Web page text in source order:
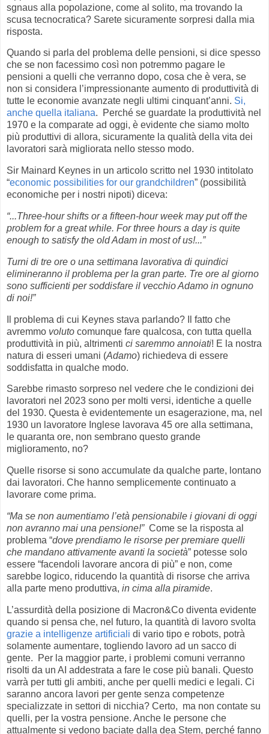
sgnaus alla popolazione, come al solito, ma trovando la
scusa tecnocratica? Sarete sicuramente sorpresi dalla mia
risposta.
Quando si parla del problema delle pensioni, si dice spesso
che se non facessimo così non potremmo pagare le
pensioni a quelli che verranno dopo, cosa che è vera, se
non si considera l’impressionante aumento di produttività di
tutte le economie avanzate negli ultimi cinquant’anni. Si,
anche quella italiana. Perché se guardate la produttività nel
1970 e la comparate ad oggi, è evidente che siamo molto
più produttivi di allora, sicuramente la qualità della vita dei
lavoratori sarà migliorata nello stesso modo.
Sir Mainard Keynes in un articolo scritto nel 1930 intitolato
“economic possibilities for our grandchildren” (possibilità
economiche per i nostri nipoti) diceva:
“...Three-hour shifts or a fifteen-hour week may put off the
problem for a great while. For three hours a day is quite
enough to satisfy the old Adam in most of us!...”
Turni di tre ore o una settimana lavorativa di quindici
elimineranno il problema per la gran parte. Tre ore al giorno
sono sufficienti per soddisfare il vecchio Adamo in ognuno
di noi!”
Il problema di cui Keynes stava parlando? Il fatto che
avremmo voluto comunque fare qualcosa, con tutta quella
produttività in più, altrimenti ci saremmo annoiati! E la nostra
natura di esseri umani (Adamo) richiedeva di essere
soddisfatta in qualche modo.
Sarebbe rimasto sorpreso nel vedere che le condizioni dei
lavoratori nel 2023 sono per molti versi, identiche a quelle
del 1930. Questa è evidentemente un esagerazione, ma, nel
1930 un lavoratore Inglese lavorava 45 ore alla settimana,
le quaranta ore, non sembrano questo grande
miglioramento, no?
Quelle risorse si sono accumulate da qualche parte, lontano
dai lavoratori. Che hanno semplicemente continuato a
lavorare come prima.
“Ma se non aumentiamo l’età pensionabile i giovani di oggi
non avranno mai una pensione!” Come se la risposta al
problema “dove prendiamo le risorse per premiare quelli
che mandano attivamente avanti la società” potesse solo
essere “facendoli lavorare ancora di più” e non, come
sarebbe logico, riducendo la quantità di risorse che arriva
alla parte meno produttiva, in cima alla piramide.
L’assurdità della posizione di Macron&Co diventa evidente
quando si pensa che, nel futuro, la quantità di lavoro svolta
grazie a intelligenze artificiali di vario tipo e robots, potrà
solamente aumentare, togliendo lavoro ad un sacco di
gente. Per la maggior parte, i problemi comuni verranno
risolti da un AI addestrata a fare le cose più banali. Questo
varrà per tutti gli ambiti, anche per quelli medici e legali. Ci
saranno ancora lavori per gente senza competenze
specializzate in settori di nicchia? Certo, ma non contate su
quelli, per la vostra pensione. Anche le persone che
attualmente si vedono baciate dalla dea Stem, perché fanno